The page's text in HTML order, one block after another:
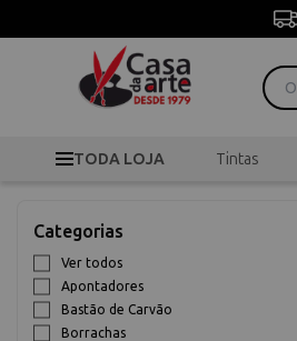
TODA LOJA Tintas
Categorias
Ver todos
Apontadores
Bastão de Carvão
Borrachas